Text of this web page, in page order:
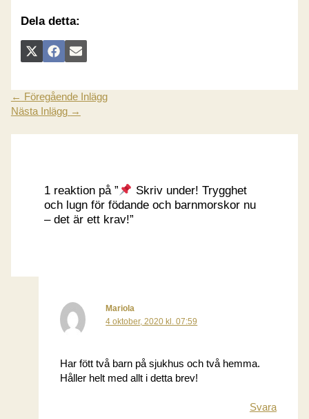
Dela detta:
DELA
PÅ
X
(TWITTER)
DELA
PÅ
FACEBOOK
DELA
PÅ
E-
POST
← Föregående Inlägg
Nästa Inlägg →
1 reaktion på ”
Skriv under! Trygghet
och lugn för födande och barnmorskor nu
– det är ett krav!”
Mariola
4 oktober, 2020 kl. 07:59
Har fött två barn på sjukhus och två hemma.
Håller helt med allt i detta brev!
Svara